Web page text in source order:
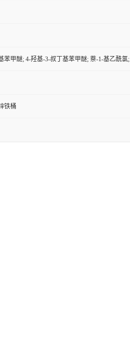
苯甲醚; 4-羟基-3-叔丁基苯甲醚; 萘-1-基乙酰氯;
铁桶